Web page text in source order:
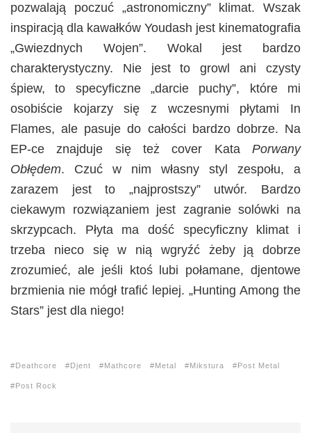
pozwalają poczuć „astronomiczny” klimat. Wszak
inspiracją dla kawałków Youdash jest kinematografia
„Gwiezdnych Wojen”. Wokal jest bardzo
charakterystyczny. Nie jest to growl ani czysty
śpiew, to specyficzne „darcie puchy”, które mi
osobiście kojarzy się z wczesnymi płytami In
Flames, ale pasuje do całości bardzo dobrze. Na
EP-ce znajduje się też cover Kata Porwany
Obłędem. Czuć w nim własny styl zespołu, a
zarazem jest to „najprostszy” utwór. Bardzo
ciekawym rozwiązaniem jest zagranie solówki na
skrzypcach. Płyta ma dość specyficzny klimat i
trzeba nieco się w nią wgryźć żeby ją dobrze
zrozumieć, ale jeśli ktoś lubi połamane, djentowe
brzmienia nie mógł trafić lepiej. „Hunting Among the
Stars” jest dla niego!
Deathcore Djent Mathcore Metal Mikstura Post Metal
Post Rock